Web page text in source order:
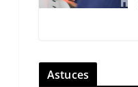
Astuces